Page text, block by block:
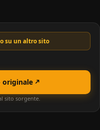
su un altro sito
originale
sito sorgente.